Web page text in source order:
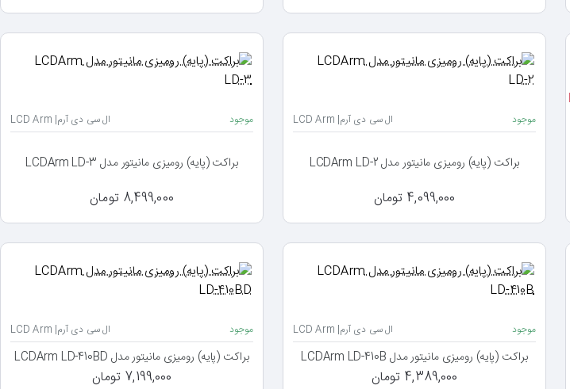
موجود ال سی دی آرم| LCD Arm
براکت (پایه) رومیزی مانیتور مدل LCDArm LD-2
4,099,000 تومان
موجود ال سی دی آرم| LCD Arm
براکت (پایه) رومیزی مانیتور مدل LCDArm LD-3
8,499,000 تومان
موجود ال سی دی آرم| LCD Arm
براکت (پایه) رومیزی مانیتور مدل LCDArm LD-410B
4,389,000 تومان
موجود ال سی دی آرم| LCD Arm
براکت (پایه) رومیزی مانیتور مدل LCDArm LD-410BD
7,199,000 تومان